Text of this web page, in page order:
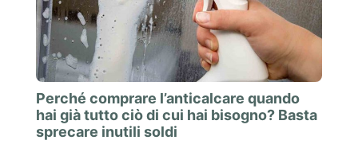
Perché comprare l’anticalcare quando
hai già tutto ciò di cui hai bisogno? Basta
sprecare inutili soldi